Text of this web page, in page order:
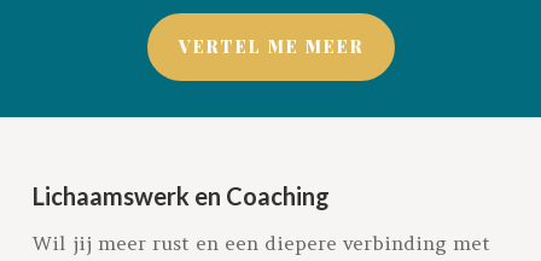
VERTEL ME MEER
Lichaamswerk en Coaching
Wil jij meer rust en een diepere verbinding met